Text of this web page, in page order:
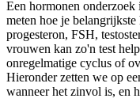
Een hormonen onderzoek
meten hoe je
progesteron, FSH,
vrouwen kan zo'n test
onregelmatige cyclus of
Hieronder zetten we op
wanneer het zinvol is, en